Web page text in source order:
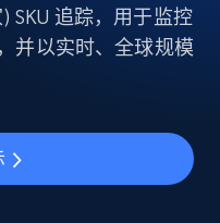
SKU 追踪，用于监控
并以实时、全球规模